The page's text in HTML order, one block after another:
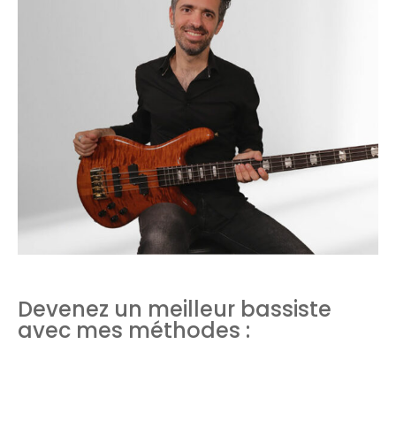
Devenez un meilleur bassiste
avec mes méthodes :